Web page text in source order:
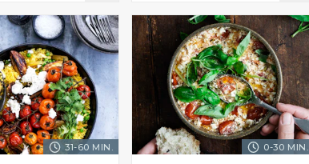
31-60 MIN. 0-30 MIN.